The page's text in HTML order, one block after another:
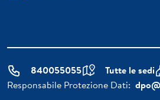
840055055 Tutte le sedi
Responsabile Protezione Dati: